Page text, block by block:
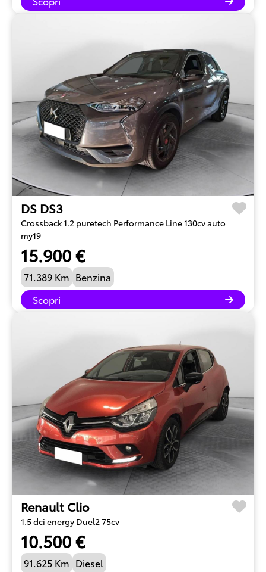
DS DS3
Crossback 1.2 puretech Performance Line 130cv auto
my19
15.900 €
71.389 Km Benzina
Scopri
Renault Clio
1.5 dci energy Duel2 75cv
10.500 €
91.625 Km Diesel